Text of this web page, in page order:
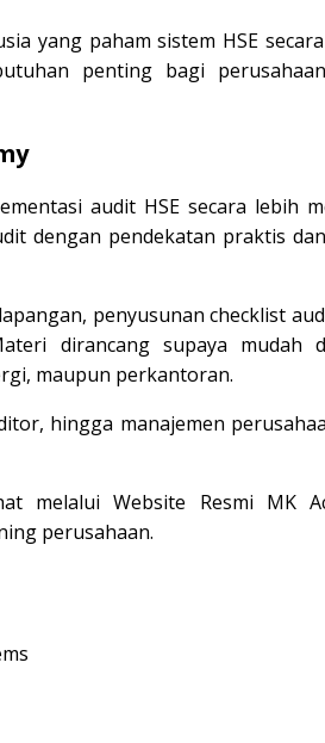
yang paham sistem HSE
penting bagi
audit HSE secara lebih
dengan pendekatan praktis
penyusunan checklist
dirancang supaya mudah
maupun perkantoran.
hingga manajemen
melaluiWebsite Resmi MK
perusahaan.